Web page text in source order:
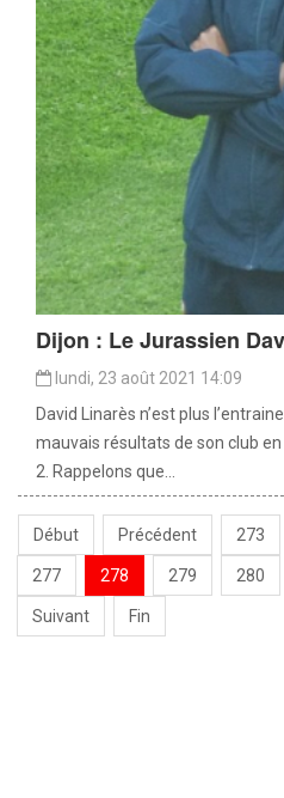
Dijon : Le Jurassien
lundi, 23 août 2021 14:09
David Linarès n’est plus
mauvais résultats de son club
2. Rappelons que...
Début Précédent 273
277 278 279 280
Suivant Fin